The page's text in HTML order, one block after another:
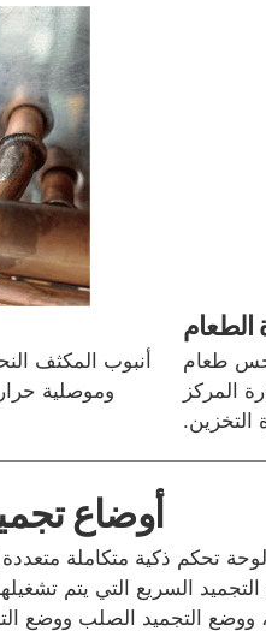
الطعام
طعام
المركز
التخزين.
أنبوب المكثف
وموصلية
أوضاع
لوحة تحكم ذكية متكاملة
السريع التي يتم
، ووضع التجميد الصلب ووضع